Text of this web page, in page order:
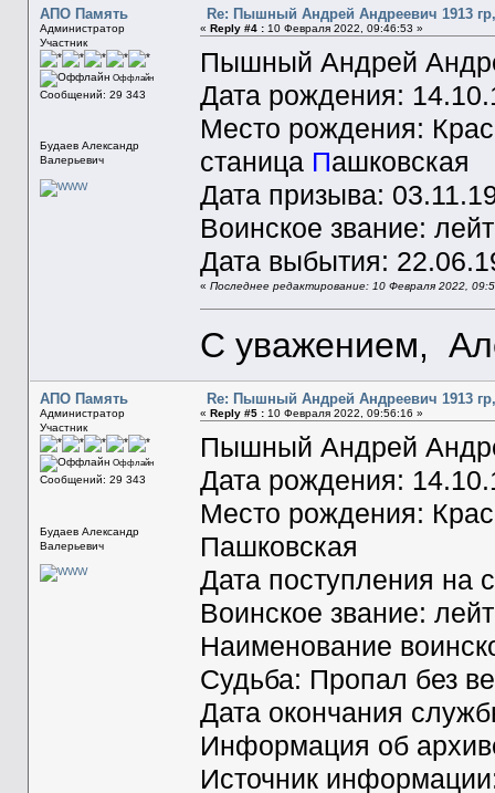
АПО Память
Администратор
Участник
Оффлайн
Сообщений: 29 343
Будаев Александр
Валерьевич
Re: Пышный Андрей Андреевич 1913
« Reply #4 :10 Февраля 2022, 09:46:53 »
Пышный Андрей
Дата рождения:
Место рождения:
станица Пашковская
Дата призыва:
Воинское звание:
Дата выбытия:
« Последнее редактирование: 10 Февраля 2022,
С уважением,
АПО Память
Администратор
Участник
Оффлайн
Сообщений: 29 343
Будаев Александр
Валерьевич
Re: Пышный Андрей Андреевич 1913
« Reply #5 :10 Февраля 2022, 09:56:16 »
Пышный Андрей
Дата рождения:
Место рождения:
Пашковская
Дата поступления на
Воинское звание:
Наименование
Судьба: Пропал без
Дата окончания
Информация об
Источник